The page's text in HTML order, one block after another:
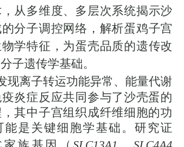
，从多维度、多层次系统揭示沙
分子调控网络，解析蛋鸡子宫
学特征 ， 为蛋壳品质的遗传改
子遗传学基础。
现离子转运功能异常、能量代谢
炎症反应共同参与了沙壳蛋的
其中子宫组织成纤维细胞的功
能是关键细胞学基础。研究证